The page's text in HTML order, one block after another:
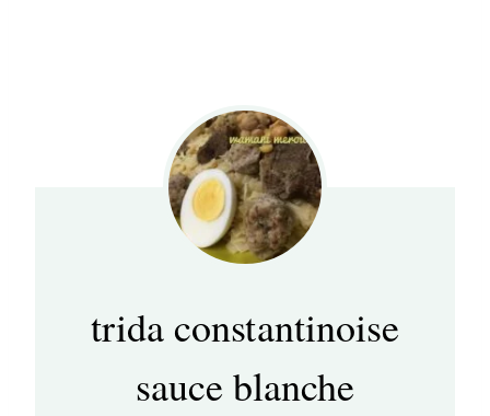
trida constantinoise
sauce blanche